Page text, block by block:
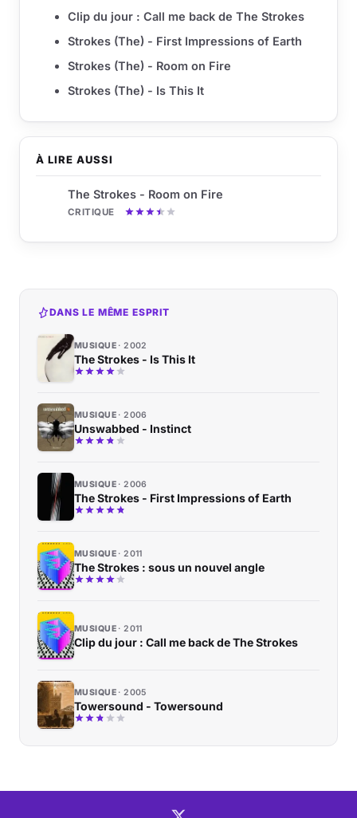
À LIRE AUSSI
The Strokes - Room on Fire
CRITIQUE
Clip du jour : Call me back de The Strokes
Strokes (The) - First Impressions of Earth
Strokes (The) - Room on Fire
Strokes (The) - Is This It
DANS LE MÊME ESPRIT
MUSIQUE 2002
The Strokes - Is This It
MUSIQUE 2006
Unswabbed - Instinct
MUSIQUE 2006
The Strokes - First Impressions of Earth
MUSIQUE 2011
The Strokes : sous un nouvel angle
MUSIQUE 2011
Clip du jour : Call me back de The Strokes
MUSIQUE 2005
Towersound - Towersound